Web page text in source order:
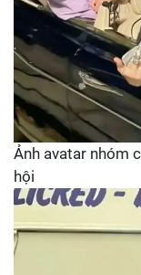
Ảnh avatar nhóm
hội